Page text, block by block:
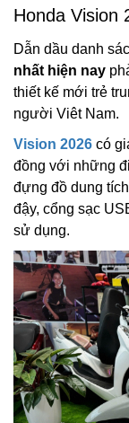
Honda Vision
Dẫn dầu danh
nhất hiện nay
thiết kế mới trẻ
người Viêt Nam.
Vision 2026 có
đồng với những
đựng đồ dung
đậy, cổng sạc
sử dụng.